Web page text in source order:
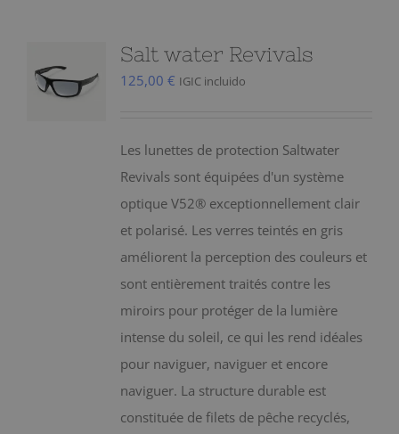
Salt water Revivals
125,00 € IGIC incluido
Les lunettes de protection Saltwater
Revivals sont équipées d'un système
optique V52® exceptionnellement clair
et polarisé. Les verres teintés en gris
améliorent la perception des couleurs et
sont entièrement traités contre les
miroirs pour protéger de la lumière
intense du soleil, ce qui les rend idéales
pour naviguer, naviguer et encore
naviguer. La structure durable est
constituée de filets de pêche recyclés,